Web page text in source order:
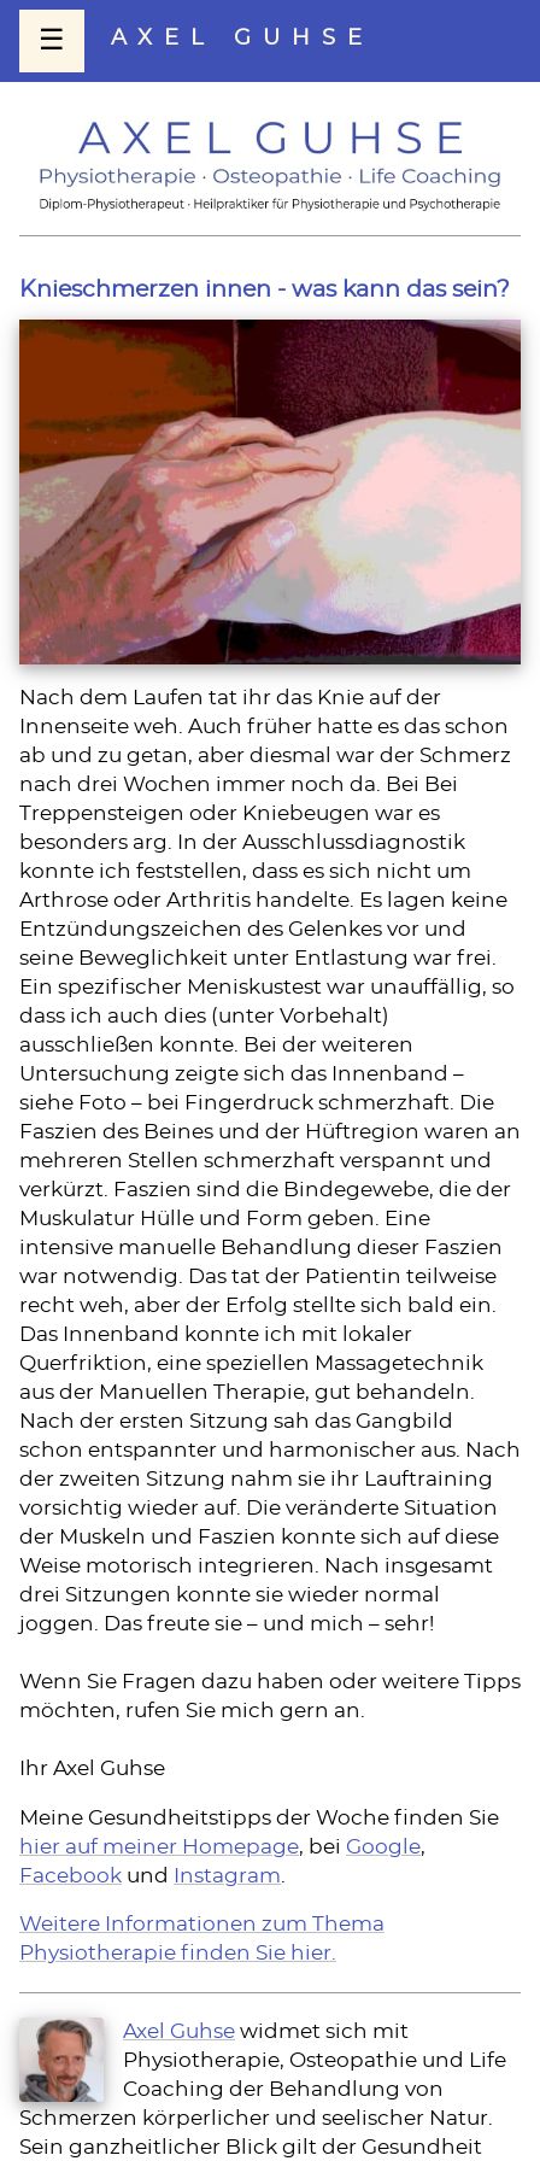
☰ AXEL GUHSE
Knieschmerzen innen - was kann das sein?
Nach dem Laufen tat ihr das Knie auf der
Innenseite weh. Auch früher hatte es das schon
ab und zu getan, aber diesmal war der Schmerz
nach drei Wochen immer noch da. Bei Bei
Treppensteigen oder Kniebeugen war es
besonders arg. In der Ausschlussdiagnostik
konnte ich feststellen, dass es sich nicht um
Arthrose oder Arthritis handelte. Es lagen keine
Entzündungszeichen des Gelenkes vor und
seine Beweglichkeit unter Entlastung war frei.
Ein spezifischer Meniskustest war unauffällig, so
dass ich auch dies (unter Vorbehalt)
ausschließen konnte. Bei der weiteren
Untersuchung zeigte sich das Innenband –
siehe Foto – bei Fingerdruck schmerzhaft. Die
Faszien des Beines und der Hüftregion waren an
mehreren Stellen schmerzhaft verspannt und
verkürzt. Faszien sind die Bindegewebe, die der
Muskulatur Hülle und Form geben. Eine
intensive manuelle Behandlung dieser Faszien
war notwendig. Das tat der Patientin teilweise
recht weh, aber der Erfolg stellte sich bald ein.
Das Innenband konnte ich mit lokaler
Querfriktion, eine speziellen Massagetechnik
aus der Manuellen Therapie, gut behandeln.
Nach der ersten Sitzung sah das Gangbild
schon entspannter und harmonischer aus. Nach
der zweiten Sitzung nahm sie ihr Lauftraining
vorsichtig wieder auf. Die veränderte Situation
der Muskeln und Faszien konnte sich auf diese
Weise motorisch integrieren. Nach insgesamt
drei Sitzungen konnte sie wieder normal
joggen. Das freute sie – und mich – sehr!
Wenn Sie Fragen dazu haben oder weitere Tipps
möchten, rufen Sie mich gern an.
Ihr Axel Guhse
Meine Gesundheitstipps der Woche finden Sie
hier auf meiner Homepage, bei Google,
Facebook und Instagram
Weitere Informationen zum Thema
Physiotherapie finden Sie hier.
Axel Guhse widmet sich mit
Physiotherapie, Osteopathie und Life
Coaching der Behandlung von
Schmerzen körperlicher und seelischer Natur.
Sein ganzheitlicher Blick gilt der Gesundheit